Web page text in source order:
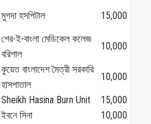
মুগদা হসপিটাল 15,000
শের-ই-বাংলা মেডিকেল কলেজ
বরিশাল
10,000
কুয়েত বাংলাদেশ মৈত্রী সরকারি
হাসপাতাল
10,000
Sheikh Hasina Burn Unit
15,000
ইবনে সিনা
10,000